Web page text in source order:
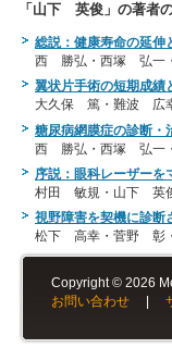
「山下 英俊」の著者
総説：健康寿命の延伸
西 勝弘・西塚 弘一
翼状片手術の短期成績
大久保 篤・難波 広
糖尿病網膜症の診断・
西 勝弘・西塚 弘一
序説：眼科レーザーを
村田 敏規・山下 英
視野障害を契機に診断
松下 高幸・菅野 彰
Copyright © 2026
お問い合わせ